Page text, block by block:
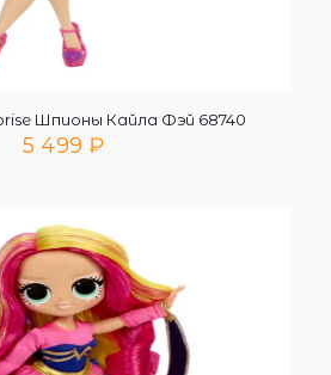
Шпионы Кайла Фэй 68740
5 499 ₽